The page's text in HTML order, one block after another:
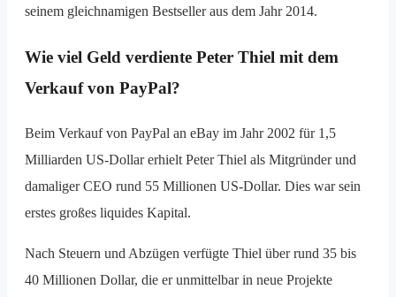
seinem gleichnamigen Bestseller aus dem Jahr 2014.
Wie viel Geld verdiente Peter Thiel mit dem
Verkauf von PayPal?
Beim Verkauf von PayPal an eBay im Jahr 2002 für 1,5
Milliarden US-Dollar erhielt Peter Thiel als Mitgründer und
damaliger CEO rund 55 Millionen US-Dollar. Dies war sein
erstes großes liquides Kapital.
Nach Steuern und Abzügen verfügte Thiel über rund 35 bis
40 Millionen Dollar, die er unmittelbar in neue Projekte